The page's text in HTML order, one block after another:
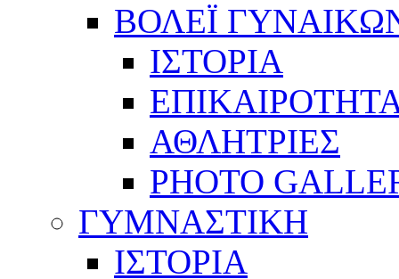
ΒΟΛΕΪ
ΙΣΤΟΡΙΑ
ΑΘΛΗΤΡΙΕΣ
PHOTO
ΓΥΜΝΑΣΤΙΚΗ
ΙΣΤΟΡΙΑ